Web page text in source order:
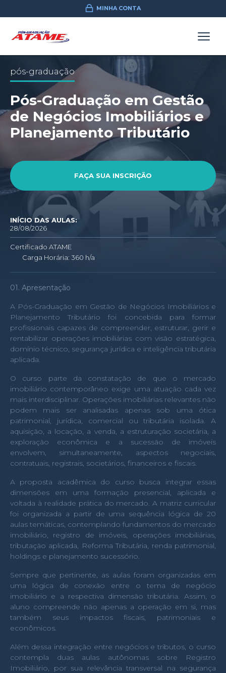
MINHA CONTA
pós-graduação
Pós-Graduação em Gestão
de Negócios Imobiliários e
Planejamento Tributário
FAÇA SUA INSCRIÇÃO
INÍCIO DAS AULAS:
28/08/2026
Certificado ATAME
Carga Horária: 360 h/a
01. Apresentação
A Pós-Graduação em Gestão de Negócios Imobiliários e
Planejamento Tributário foi concebida para formar
profissionais capazes de compreender, estruturar, gerir e
rentabilizar operações imobiliárias com visão estratégica,
domínio técnico, segurança jurídica e inteligência tributária
aplicada.
O curso parte da constatação de que o mercado
imobiliário contemporâneo exige uma atuação cada vez
mais interdisciplinar. Operações imobiliárias relevantes não
podem mais ser analisadas apenas sob uma ótica
patrimonial, jurídica, comercial ou tributária isolada. A
aquisição, a locação, a venda, a estruturação societária, a
exploração econômica e a sucessão de imóveis
envolvem, simultaneamente, aspectos negociais,
contratuais, registrais, societários, financeiros e fiscais.
A proposta acadêmica do curso busca integrar essas
dimensões em uma formação presencial, aplicada e
voltada à realidade prática do mercado. A matriz curricular
foi organizada a partir de uma sequência lógica de 20
aulas temáticas, contemplando fundamentos do mercado
imobiliário, registro de imóveis, operações imobiliárias,
tributação aplicada, Reforma Tributária, renda patrimonial,
holdings e planejamento sucessório.
Sempre que pertinente, as aulas foram organizadas em
uma lógica de conexão entre o tema de negócio
imobiliário e a respectiva dimensão tributária. Assim, o
aluno compreende não apenas a operação em si, mas
também seus impactos fiscais, patrimoniais e
econômicos.
Além dessa integração entre negócios e tributos, o curso
contempla duas aulas autônomas sobre Registro
Imobiliário, por sua relevância transversal na segurança